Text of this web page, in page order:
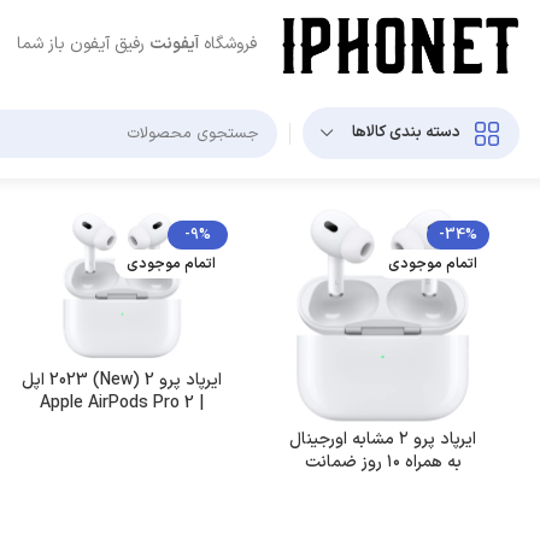
فروشگاهآیفونت رفیق آیفون باز شما
دسته بندی کالاها
-34%
اتمام موجودی
ایرپاد پرو ۲ مشابه اورجینال
به همراه ۱۰ روز ضمانت
-9%
اتمام موجودی
ایرپاد پرو 2 (New) 2023 اپل
| Apple AirPods Pro 2